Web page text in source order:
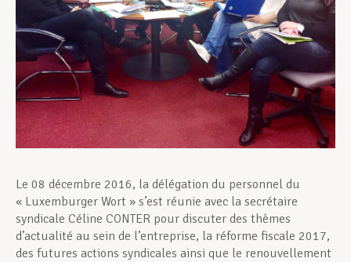
Devenir Membre
Actualités
Le 08 décembre 2016, la délégation du personnel du
« Luxemburger Wort » s’est réunie avec la secrétaire
syndicale Céline CONTER pour discuter des thèmes
d’actualité au sein de l’entreprise, la réforme fiscale 2017,
des futures actions syndicales ainsi que le renouvellement